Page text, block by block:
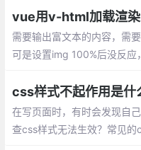
vue用v-html加载渲染
需要输出富文本的内容，需
可是设置img 100%后没反应
css样式不起作用是什
在写页面时，有时会发现自
查css样式无法生效？常见